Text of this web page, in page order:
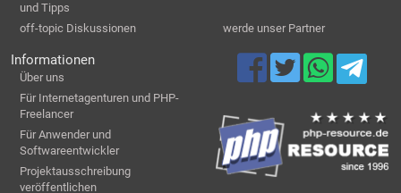
und Tipps
off-topic Diskussionen
werde unser Partner
Informationen
Über uns
Für Internetagenturen und PHP-
Freelancer
Für Anwender und
Softwareentwickler
Projektausschreibung
veröffentlichen